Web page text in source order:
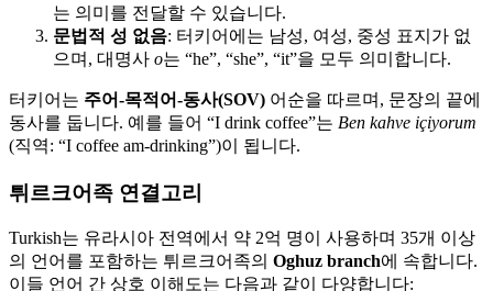
는 의미를 전달할 수 있습니다.
문법적 성 없음: 터키어에는 남성, 여성, 중성 표지가 없
으며, 대명사 o는 “he”, “she”, “it”을 모두 의미합니다.
터키어는 주어-목적어-동사(SOV) 어순을 따르며, 문장의 끝에
동사를 둡니다. 예를 들어 “I drink coffee”는 Ben kahve içiyorum
(직역: “I coffee am-drinking”)이 됩니다.
튀르크어족 연결고리
Turkish는 유라시아 전역에서 약 2억 명이 사용하며 35개 이상
의 언어를 포함하는 튀르크어족의 Oghuz branch에 속합니다.
이들 언어 간 상호 이해도는 다음과 같이 다양합니다: